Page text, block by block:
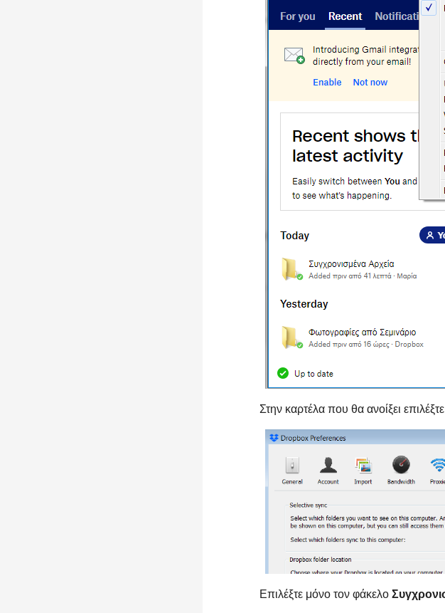
Στην καρτέλα που θα ανοίξει
Επιλέξτε μόνο τον φάκελο